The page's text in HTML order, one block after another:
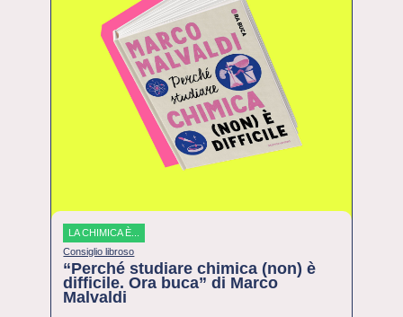
LA CHIMICA È...
Consiglio libroso
“Perché studiare chimica (non) è
difficile. Ora buca” di Marco
Malvaldi